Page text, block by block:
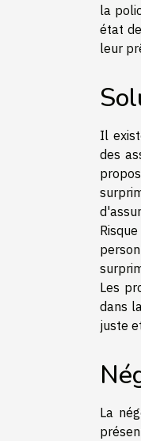
la
état
leur
Il
des
Les
dans
juste
La